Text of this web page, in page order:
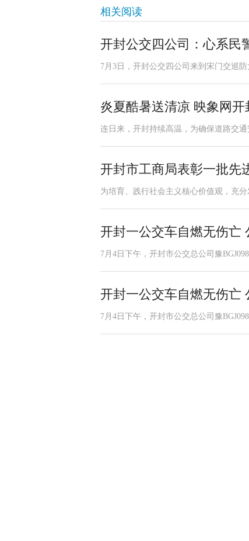
相关阅读
开封公交四公司：心系民
7月3日，开封公交四公司来到宋门交巡
炎夏酷暑送清凉 映象网
连日来，开封持续高温，为确保道路交
开封市工商局表彰一批先
为培育、践行社会主义核心价值观，充
开封一公交车自燃无伤亡
7月4日下午，开封市公交总公司豫
开封一公交车自燃无伤亡
7月4日下午，开封市公交总公司豫